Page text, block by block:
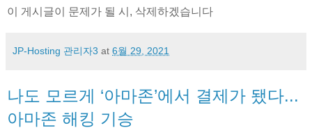
이 게시글이 문제가 될 시, 삭제하겠습니다
JP-Hosting 관리자3 at 6월 29, 2021
나도 모르게 ‘아마존’에서 결제가 됐다...
아마존 해킹 기승